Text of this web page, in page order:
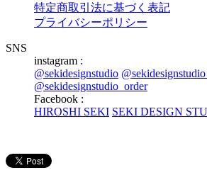
特定商取引法に基づく表記
プライバシーポリシー
SNS
instagram :
@sekidesignstudio
@sekidesignstudio_order
Facebook :
HIROSHI SEKI SEKI DESIGN